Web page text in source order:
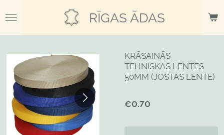
to
main
RĪGAS ĀDAS
KRĀSAINĀS
TEHNISKĀS LENTES
50MM (JOSTAS LENTE)
€0.70